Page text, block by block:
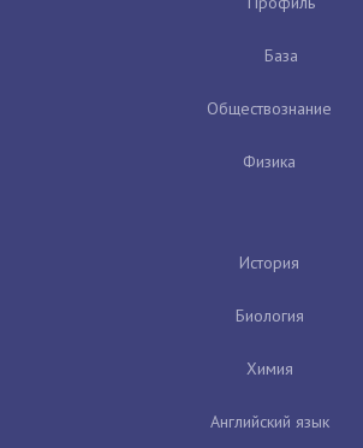
База
Обществознание
Физика
История
Биология
Химия
Английский язык